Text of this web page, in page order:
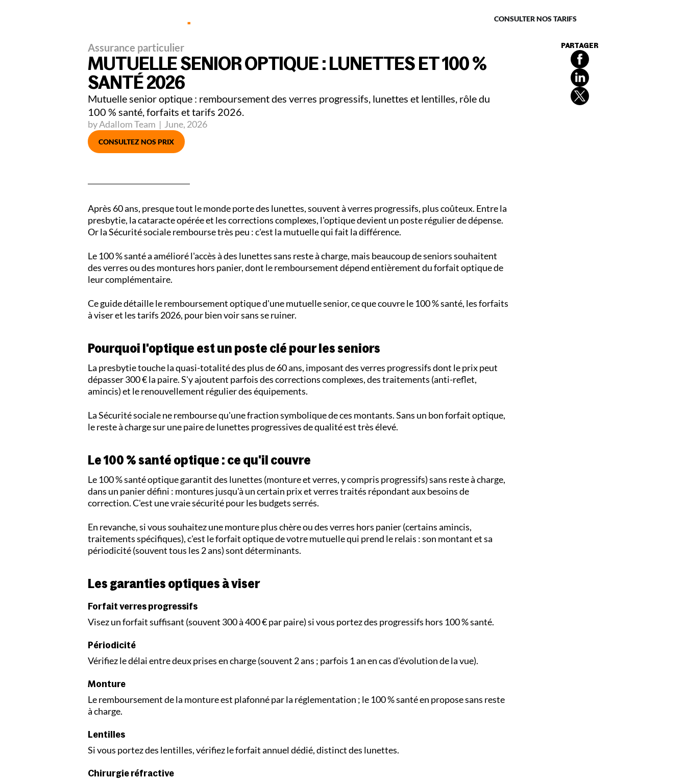
CONSULTER NOS TARIFS
Assurance particulier
MUTUELLE SENIOR OPTIQUE : LUNETTES ET 100 %
SANTÉ 2026
Mutuelle senior optique : remboursement des verres progressifs, lunettes et lentilles, rôle du
100 % santé, forfaits et tarifs 2026.
by Adallom Team | June, 2026
CONSULTEZ NOS PRIX
Après 60 ans, presque tout le monde porte des lunettes, souvent à verres progressifs, plus coûteux. Entre la
presbytie, la cataracte opérée et les corrections complexes, l'optique devient un poste régulier de dépense.
Or la Sécurité sociale rembourse très peu : c'est la mutuelle qui fait la différence.
Le 100 % santé a amélioré l'accès à des lunettes sans reste à charge, mais beaucoup de seniors souhaitent
des verres ou des montures hors panier, dont le remboursement dépend entièrement du forfait optique de
leur complémentaire.
Ce guide détaille le remboursement optique d'une mutuelle senior, ce que couvre le 100 % santé, les forfaits
à viser et les tarifs 2026, pour bien voir sans se ruiner.
Pourquoi l'optique est un poste clé pour les seniors
La presbytie touche la quasi-totalité des plus de 60 ans, imposant des verres progressifs dont le prix peut
dépasser 300 € la paire. S'y ajoutent parfois des corrections complexes, des traitements (anti-reflet,
amincis) et le renouvellement régulier des équipements.
La Sécurité sociale ne rembourse qu'une fraction symbolique de ces montants. Sans un bon forfait optique,
le reste à charge sur une paire de lunettes progressives de qualité est très élevé.
Le 100 % santé optique : ce qu'il couvre
Le 100 % santé optique garantit des lunettes (monture et verres, y compris progressifs) sans reste à charge,
dans un panier défini : montures jusqu'à un certain prix et verres traités répondant aux besoins de
correction. C'est une vraie sécurité pour les budgets serrés.
En revanche, si vous souhaitez une monture plus chère ou des verres hors panier (certains amincis,
traitements spécifiques), c'est le forfait optique de votre mutuelle qui prend le relais : son montant et sa
périodicité (souvent tous les 2 ans) sont déterminants.
Les garanties optiques à viser
Forfait verres progressifs
Visez un forfait suffisant (souvent 300 à 400 € par paire) si vous portez des progressifs hors 100 % santé.
Périodicité
Vérifiez le délai entre deux prises en charge (souvent 2 ans ; parfois 1 an en cas d'évolution de la vue).
Monture
Le remboursement de la monture est plafonné par la réglementation ; le 100 % santé en propose sans reste
à charge.
Lentilles
Si vous portez des lentilles, vérifiez le forfait annuel dédié, distinct des lunettes.
Chirurgie réfractive
PARTAGER